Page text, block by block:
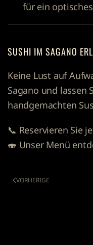
für ein
SUSHI IM SAGANO
Keine Lust auf
Sagano und lassen
handgemachten
📞 Reservieren Sie
🍣 Unser Menü
VORHERIGE